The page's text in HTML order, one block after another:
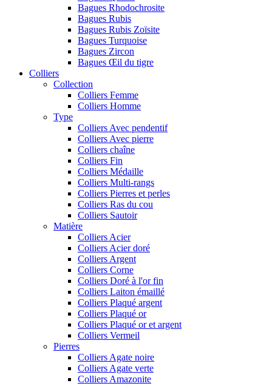
Bagues Rhodochrosite
Bagues Rubis
Bagues Rubis Zoïsite
Bagues Turquoise
Bagues Zircon
Bagues Œil du tigre
Colliers
Collection
Colliers Femme
Colliers Homme
Type
Colliers Avec pendentif
Colliers Avec pierre
Colliers chaîne
Colliers Fin
Colliers Médaille
Colliers Multi-rangs
Colliers Pierres et perles
Colliers Ras du cou
Colliers Sautoir
Matière
Colliers Acier
Colliers Acier doré
Colliers Argent
Colliers Corne
Colliers Doré à l'or fin
Colliers Laiton émaillé
Colliers Plaqué argent
Colliers Plaqué or
Colliers Plaqué or et argent
Colliers Vermeil
Pierres
Colliers Agate noire
Colliers Agate verte
Colliers Amazonite